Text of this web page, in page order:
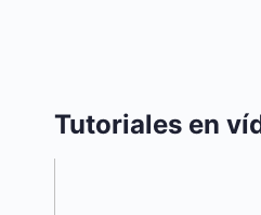
Tutoriales en